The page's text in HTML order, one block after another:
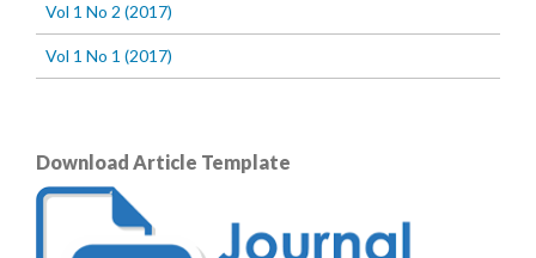
Vol 1 No 2 (2017)
Vol 1 No 1 (2017)
Download Article Template